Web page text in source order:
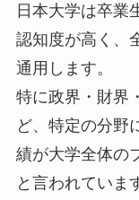
日本大学は卒業
認知度が高く、
通用します。
特に政界・財界
ど、特定の分野
績が大学全体の
と言われていま